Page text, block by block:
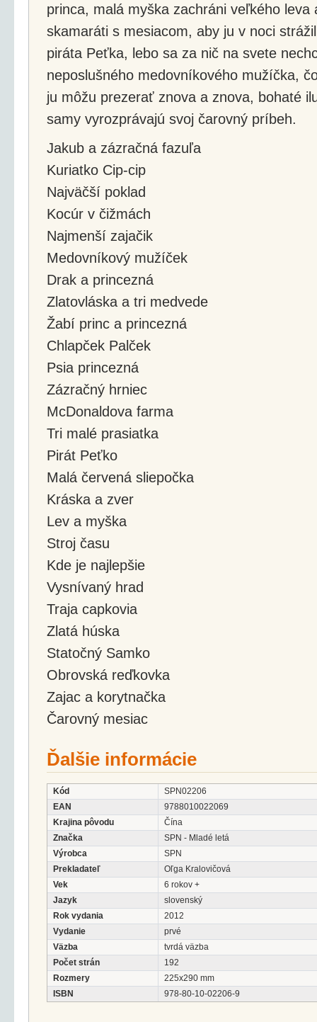
princa, malá myška zachráni veľkého leva
skamaráti s mesiacom, aby ju v noci
piráta Peťka, lebo sa za nič na svete
neposlušného medovníkového mužíčka,
ju môžu prezerať znova a znova, bohaté
samy vyrozprávajú svoj čarovný príbeh.
Jakub a zázračná fazuľa
Kuriatko Cip-cip
Najväčší poklad
Kocúr v čižmách
Najmenší zajačik
Medovníkový mužíček
Drak a princezná
Zlatovláska a tri medvede
Žabí princ a princezná
Chlapček Palček
Psia princezná
Zázračný hrniec
McDonaldova farma
Tri malé prasiatka
Pirát Peťko
Malá červená sliepočka
Kráska a zver
Lev a myška
Stroj času
Kde je najlepšie
Vysnívaný hrad
Traja capkovia
Zlatá húska
Statočný Samko
Obrovská reďkovka
Zajac a korytnačka
Čarovný mesiac
Ďalšie informácie
Kód
SPN02206
EAN
9788010022069
Krajina pôvodu
Čína
Značka
SPN - Mladé letá
Výrobca
SPN
Prekladateľ
Oľga Kralovičová
Vek
6 rokov +
Jazyk
slovenský
Rok vydania
2012
Vydanie
prvé
Väzba
tvrdá väzba
Počet strán
192
Rozmery
225x290 mm
ISBN
978-80-10-02206-9